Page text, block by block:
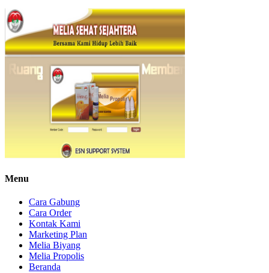
Menu
Cara Gabung
Cara Order
Kontak Kami
Marketing Plan
Melia Biyang
Melia Propolis
Beranda